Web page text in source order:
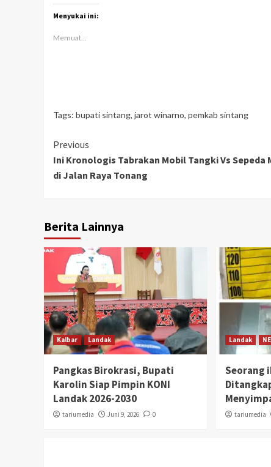
Menyukai ini:
Memuat...
Tags: bupati sintang, jarot winarno, pemkab sintang
Continue
Reading
Previous
Ini Kronologis Tabrakan Mobil Tangki Vs Sepeda
di Jalan Raya Tonang
Berita Lainnya
Kalbar Landak
Pangkas Birokrasi, Bupati
Karolin Siap Pimpin KONI
Landak 2026-2030
tariumedia Juni 9, 2026 0
Landak
Seorang
tariumedia